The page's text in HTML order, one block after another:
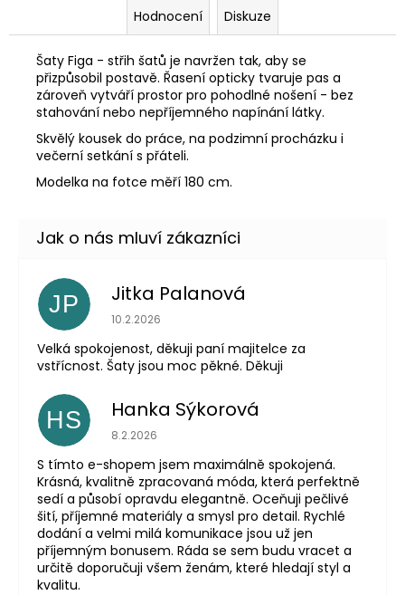
Hodnocení
Diskuze
Šaty Figa - střih šatů je navržen tak, aby se
přizpůsobil postavě. Řasení opticky tvaruje pas a
zároveň vytváří prostor pro pohodlné nošení - bez
stahování nebo nepříjemného napínání látky.
Skvělý kousek do práce, na podzimní procházku i
večerní setkání s přáteli.
Modelka na fotce měří 180 cm.
JP Jitka Palanová
Hodnocení obchodu je 5 z 5 hvězdiček.
10.2.2026
Velká spokojenost, děkuji paní majitelce za
vstřícnost. Šaty jsou moc pěkné. Děkuji
HS Hanka Sýkorová
Hodnocení obchodu je 5 z 5 hvězdiček.
8.2.2026
S tímto e-shopem jsem maximálně spokojená.
Krásná, kvalitně zpracovaná móda, která perfektně
sedí a působí opravdu elegantně. Oceňuji pečlivé
šití, příjemné materiály a smysl pro detail. Rychlé
dodání a velmi milá komunikace jsou už jen
příjemným bonusem. Ráda se sem budu vracet a
určitě doporučuji všem ženám, které hledají styl a
kvalitu.